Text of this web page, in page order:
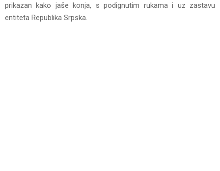
prikazan kako jaše konja, s podignutim rukama i uz zastavu
entiteta Republika Srpska.